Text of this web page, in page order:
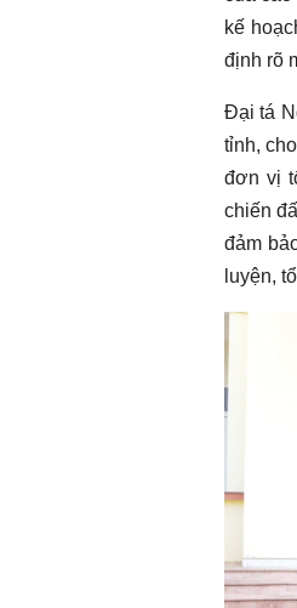
kế
định rõ
Đại tá
tỉnh,
đơn vị
chiến
đảm
luyện,